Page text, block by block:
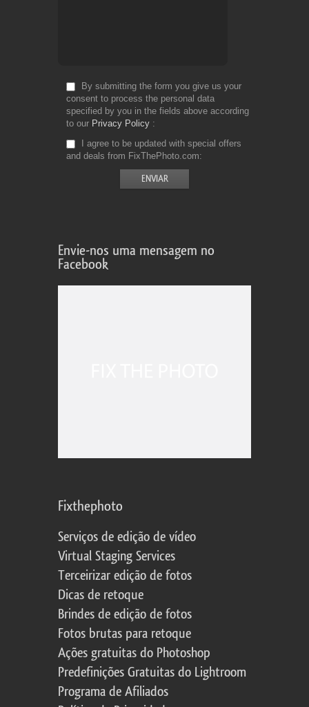
By submitting the form you give us your
consent to process the personal data
specified by you in the fields above according
to our Privacy Policy
I agree to be updated with special offers
and deals from FixThePhoto.com
Envie-nos uma mensagem no
Facebook
Fixthephoto
Serviços de edição de vídeo
Virtual Staging Services
Terceirizar edição de fotos
Dicas de retoque
Brindes de edição de fotos
Fotos brutas para retoque
Ações gratuitas do Photoshop
Predefinições Gratuitas do Lightroom
Programa de Afiliados